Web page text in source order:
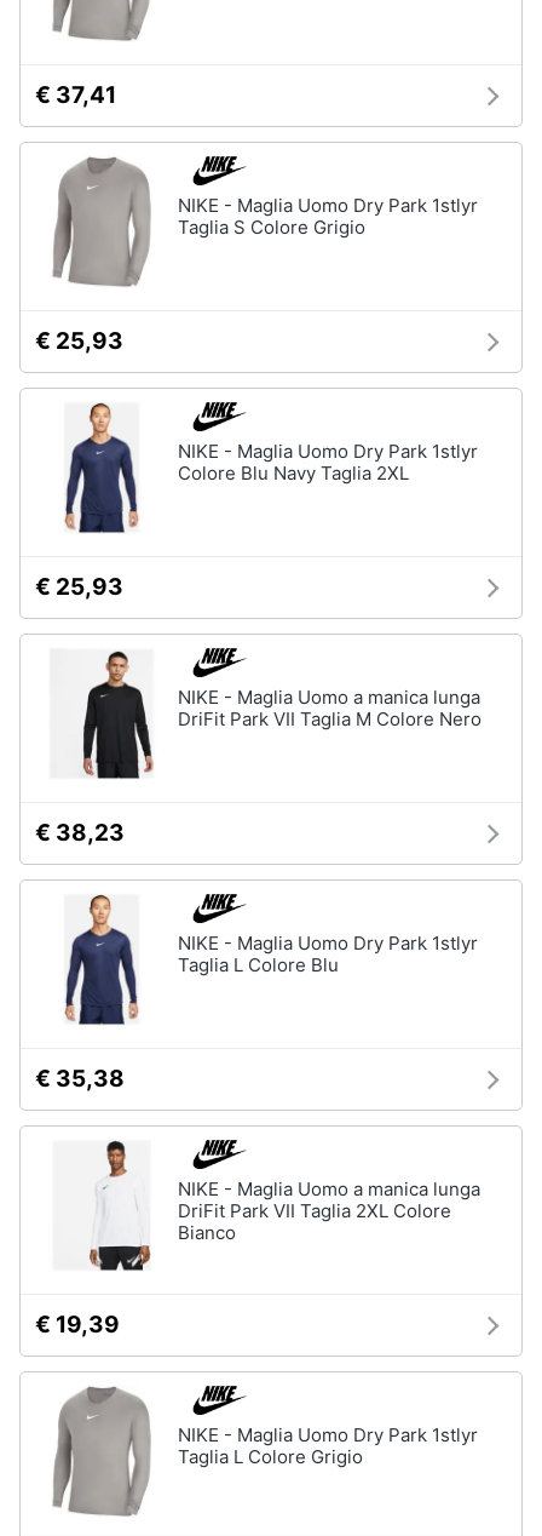
€ 37,41
NIKE - Maglia Uomo Dry Park 1stlyr
Taglia S Colore Grigio
€ 25,93
NIKE - Maglia Uomo Dry Park 1stlyr
Colore Blu Navy Taglia 2XL
€ 25,93
NIKE - Maglia Uomo a manica lunga
DriFit Park VII Taglia M Colore Nero
€ 38,23
NIKE - Maglia Uomo Dry Park 1stlyr
Taglia L Colore Blu
€ 35,38
NIKE - Maglia Uomo a manica lunga
DriFit Park VII Taglia 2XL Colore
Bianco
€ 19,39
NIKE - Maglia Uomo Dry Park 1stlyr
Taglia L Colore Grigio